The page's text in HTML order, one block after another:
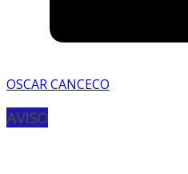
OSCAR CANCECO
AVISO